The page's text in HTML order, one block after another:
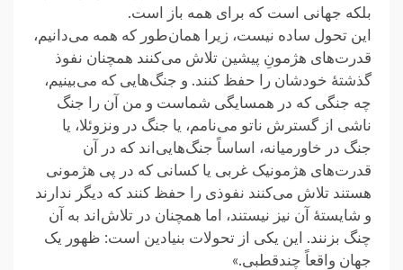
بلکه جهانی است که برای همه باز است.‏
این تحول ساده نیست، زیرا همان‌طور که همه می‌دانیم،
قدرت‌های هژمونِ پیشین تلاش می‌کنند همچنان نفوذ
گذشتهٔ خودشان را ‏حفظ کنند. و جنگ‌هایی که می‌بینیم،
چه جنگی که در همسایگی شماست و من آن را جنگ
ناشی از گسترش ناتو می‌نامم، یا ‏جنگ در ونزوئلا، یا
جنگ در خاورمیانه، اساساً جنگ‌هایی‌اند که در آن
قدرت‌های هژمونیک غربی یا کسانی که در پی ‏هژمونی
هستند تلاش می‌کنند نفوذی را حفظ کنند که دیگر ندارند
و شایستهٔ آن نیز نیستند، اما همچنان در تلاش‌اند به آن
چنگ ‏بزنند. این یکی از تحولات بنیادین است: ظهور یک
جهان واقعاً چندقطبی.»‏